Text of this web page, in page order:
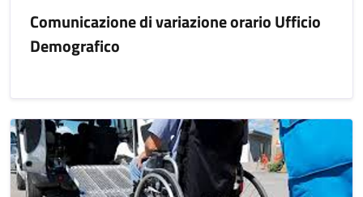
Comunicazione di variazione orario Ufficio
Demografico